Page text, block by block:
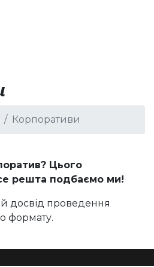
Корпоративи
Цього
решта подбаємо ми!
досвід проведення
формату.